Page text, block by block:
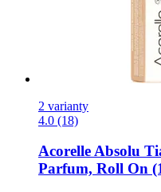
2 varianty
4.0 (18)
AcorelleAbsolu
Parfum, Roll On